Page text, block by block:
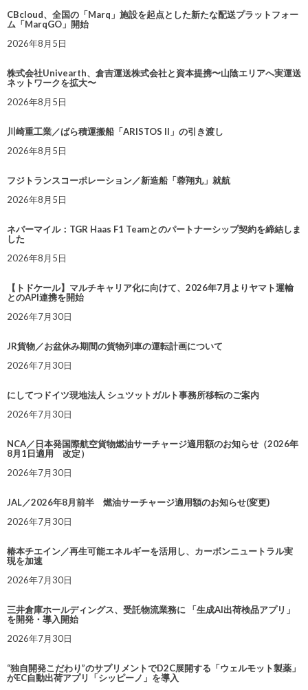
CBcloud、全国の「Marq」施設を起点とした新たな配送プラットフォー
ム「MarqGO」開始
2026年8月5日
株式会社Univearth、倉吉運送株式会社と資本提携〜山陰エリアへ実運送
ネットワークを拡大〜
2026年8月5日
川崎重工業／ばら積運搬船「ARISTOS II」の引き渡し
2026年8月5日
フジトランスコーポレーション／新造船「蓉翔丸」就航
2026年8月5日
ネバーマイル：TGR Haas F1 Teamとのパートナーシップ契約を締結しま
した
2026年8月5日
【トドケール】マルチキャリア化に向けて、2026年7月よりヤマト運輸
とのAPI連携を開始
2026年7月30日
JR貨物／お盆休み期間の貨物列車の運転計画について
2026年7月30日
にしてつドイツ現地法人 シュツットガルト事務所移転のご案内
2026年7月30日
NCA／日本発国際航空貨物燃油サーチャージ適用額のお知らせ（2026年
8月1日適用 改定）
2026年7月30日
JAL／2026年8月前半 燃油サーチャージ適用額のお知らせ(変更)
2026年7月30日
椿本チエイン／再生可能エネルギーを活用し、カーボンニュートラル実
現を加速
2026年7月30日
三井倉庫ホールディングス、受託物流業務に 「生成AI出荷検品アプリ」
を開発・導入開始
2026年7月30日
“独自開発こだわり”のサプリメントでD2C展開する「ウェルモット製薬」
がEC自動出荷アプリ「シッピーノ」を導入